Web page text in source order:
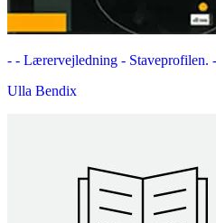
- - Lærervejledning - Staveprofilen.
Ulla Bendix